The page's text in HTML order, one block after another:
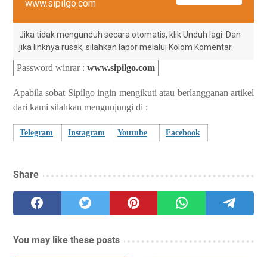
www.sipilgo.com
Jika tidak mengunduh secara otomatis, klik Unduh lagi. Dan
jika linknya rusak, silahkan lapor melalui Kolom Komentar.
Password winrar : www.sipilgo.com
Apabila sobat Sipilgo ingin mengikuti atau berlangganan artikel
dari kami silahkan mengunjungi di :
Telegram Instagram Youtube Facebook
Share
You may like these posts